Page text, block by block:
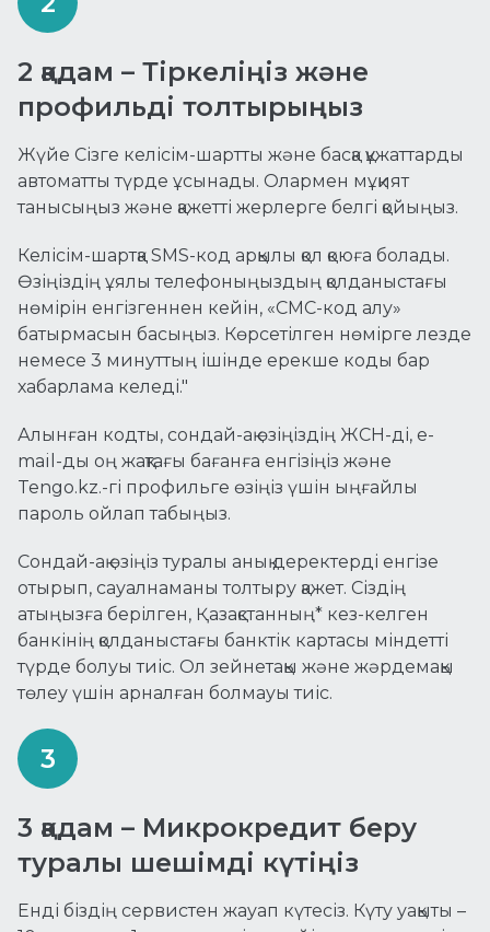
2 қадам – Тіркеліңіз және
профильді толтырыңыз
Жүйе Сізге келісім-шартты және басқа құжаттарды
автоматты түрде ұсынады. Олармен мұқият
танысыңыз және қажетті жерлерге белгі қойыңыз.
Келісім-шартқа SMS-код арқылы қол қоюға болады.
Өзіңіздің ұялы телефоныңыздың қолданыстағы
нөмірін енгізгеннен кейін, «СМС-код алу»
батырмасын басыңыз. Көрсетілген нөмірге лезде
немесе 3 минуттың ішінде ерекше коды бар
хабарлама келеді."
Алынған кодты, сондай-ақ өзіңіздің ЖСН-ді, e-
mail-ды оң жақтағы бағанға енгізіңіз және
Tengo.kz.-гі профильге өзіңіз үшін ыңғайлы
пароль ойлап табыңыз.
Сондай-ақ өзіңіз туралы анық деректерді енгізе
отырып, сауалнаманы толтыру қажет. Сіздің
атыңызға берілген, Қазақстанның* кез-келген
банкінің қолданыстағы банктік картасы міндетті
түрде болуы тиіс. Ол зейнетақы және жәрдемақы
төлеу үшін арналған болмауы тиіс.
3 қадам – Микрокредит беру
туралы шешімді күтіңіз
Енді біздің сервистен жауап күтесіз. Күту уақыты –